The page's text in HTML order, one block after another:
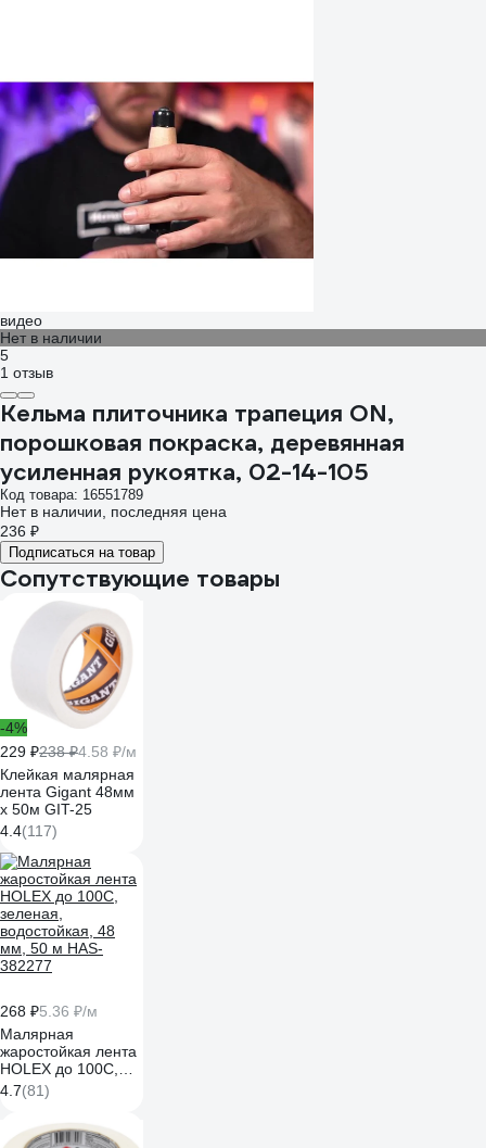
видео
Нет в наличии
5
1 отзыв
Кельма плиточника трапеция ON,
порошковая покраска, деревянная
усиленная рукоятка, 02-14-105
Код товара: 16551789
Нет в наличии, последняя цена
236 ₽
Подписаться на товар
Сопутствующие товары
-4%
229 ₽238 ₽4.58 ₽/м
Клейкая малярная
лента Gigant 48мм
x 50м GIT-25
4.4(117)
268 ₽5.36 ₽/м
Малярная
жаростойкая лента
HOLEX до 100С,
зеленая,
водостойкая, 48
мм, 50 м HAS-
382277
4.7(81)